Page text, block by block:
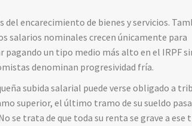
encarecimiento de bienes y servicios.
salarios nominales crecen únicamente para
un tipo medio más alto en el IRPF
denominan progresividad fría.
subida salarial puede verse obligado a
superior, el último tramo de su sueldo
se trata de que toda su renta se grave a ese